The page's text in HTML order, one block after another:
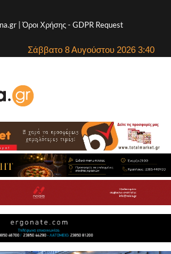
|Όροι Χρήσης- GDPR Request
Σάββατο 8 Αυγούστου 2026 3:40